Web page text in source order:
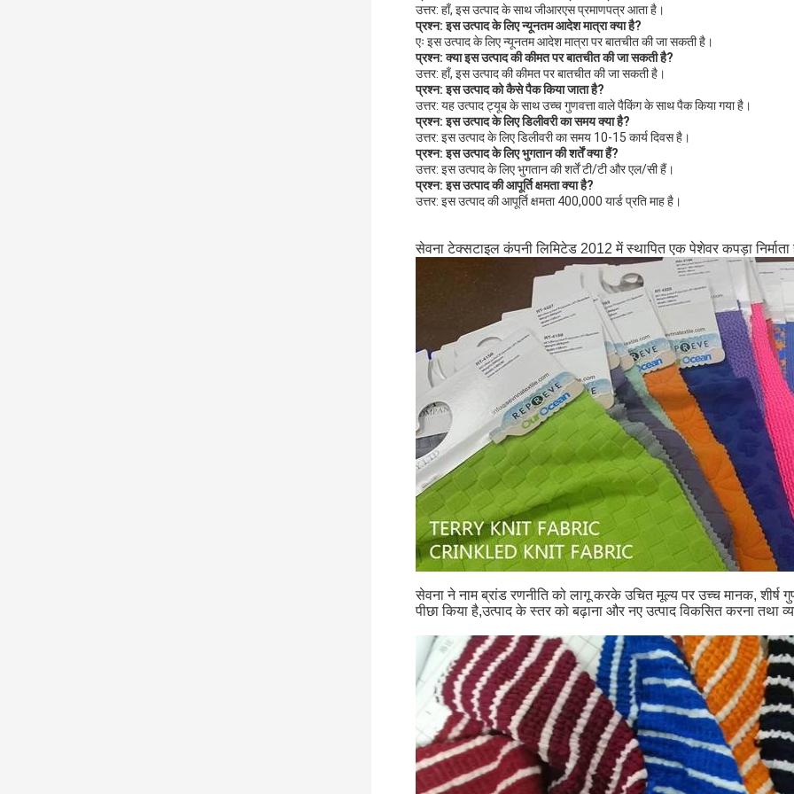
उत्तर: हाँ, इस उत्पाद के साथ जीआरएस प्रमाणपत्र आता है।
प्रश्न: इस उत्पाद के लिए न्यूनतम आदेश मात्रा क्या है?
एः इस उत्पाद के लिए न्यूनतम आदेश मात्रा पर बातचीत की जा सकती है।
प्रश्न: क्या इस उत्पाद की कीमत पर बातचीत की जा सकती है?
उत्तर: हाँ, इस उत्पाद की कीमत पर बातचीत की जा सकती है।
प्रश्न: इस उत्पाद को कैसे पैक किया जाता है?
उत्तर: यह उत्पाद ट्यूब के साथ उच्च गुणवत्ता वाले पैकिंग के साथ पैक किया गया है।
प्रश्न: इस उत्पाद के लिए डिलीवरी का समय क्या है?
उत्तर: इस उत्पाद के लिए डिलीवरी का समय 10-15 कार्य दिवस है।
प्रश्न: इस उत्पाद के लिए भुगतान की शर्तें क्या हैं?
उत्तर: इस उत्पाद के लिए भुगतान की शर्तें टी/टी और एल/सी हैं।
प्रश्न: इस उत्पाद की आपूर्ति क्षमता क्या है?
उत्तर: इस उत्पाद की आपूर्ति क्षमता 400,000 यार्ड प्रति माह है।
सेवना टेक्सटाइल कंपनी लिमिटेड 2012 में स्थापित एक पेशेवर कपड़ा
सेवना ने नाम ब्रांड रणनीति को लागू करके उचित मूल्य पर उच्च मानक, शीर्ष
पीछा किया है,उत्पाद के स्तर को बढ़ाना और नए उत्पाद विकसित करना